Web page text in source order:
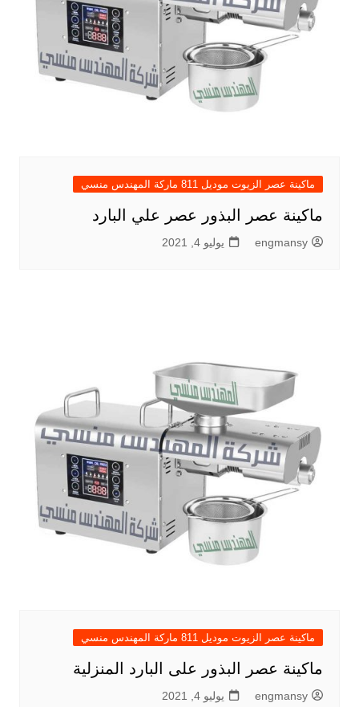
ماكينة عصر الزيوت موديل 811 ماركة المهندس منسي
ماكينة عصر البذور عصر علي البارد
engmansy يوليو 4, 2021
ماكينة عصر الزيوت موديل 811 ماركة المهندس منسي
ماكينة عصر البذور على البارد المنزلية
engmansy يوليو 4, 2021